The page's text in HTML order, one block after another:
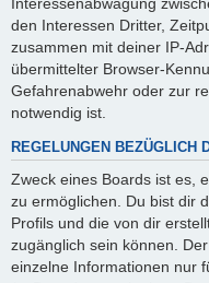
den Interessen Dritter,
zusammen mit deiner IP-
übermittelter Browser-
Gefahrenabwehr oder zur
notwendig ist.
REGELUNGEN BEZÜGLICH
Zweck eines Boards ist es,
zu ermöglichen. Du bist dir
Profils und die von dir
zugänglich sein können.
einzelne Informationen nur